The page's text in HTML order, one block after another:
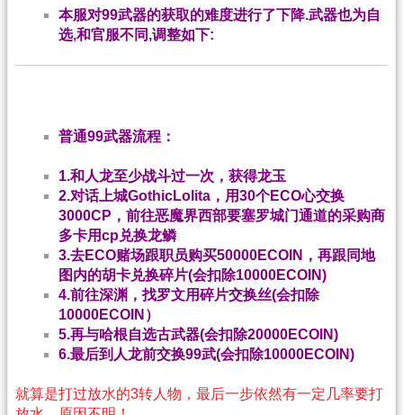
本服对99武器的获取的难度进行了下降.武器也为自
选,和官服不同,调整如下:
普通99武器流程：
1.和人龙至少战斗过一次，获得龙玉
2.对话上城GothicLolita，用30个ECO心交换
3000CP，前往恶魔界西部要塞罗城门通道的采购商
多卡用cp兑换龙鳞
3.去ECO赌场跟职员购买50000ECOIN，再跟同地
图内的胡卡兑换碎片(会扣除10000ECOIN)
4.前往深渊，找罗文用碎片交换丝(会扣除
10000ECOIN）
5.再与哈根自选古武器(会扣除20000ECOIN)
6.最后到人龙前交换99武(会扣除10000ECOIN)
就算是打过放水的3转人物，最后一步依然有一定几率要打